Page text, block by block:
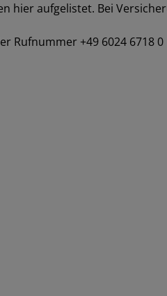
hier aufgelistet. Bei
Rufnummer +49 6024 6718 0